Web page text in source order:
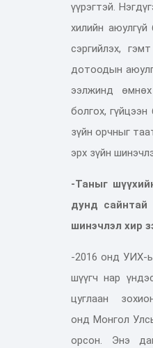
үүрэгтэй.
хилийн аюулгүй
сэргийлэх,
дотоодын
ээлжинд өмнөх
болгох,
зүйн орчныг
эрх зүйн
-Таныг
дунд
шинэчлэл хир
-2016 онд УИХ-
шүүгч нар
цуглаан
онд Монгол У
орсон. Энэ